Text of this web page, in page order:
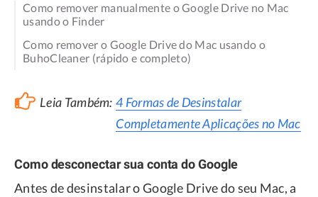
Como remover manualmente o Google Drive no Mac
usando o Finder
Como remover o Google Drive do Mac usando o
BuhoCleaner (rápido e completo)
Leia Também: 4 Formas de Desinstalar
Completamente Aplicações no Mac
Como desconectar sua conta do Google
Antes de desinstalar o Google Drive do seu Mac, a